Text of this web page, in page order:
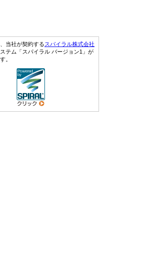
当社が契約するスパイラル株式会社
テム「スパイラル バージョン1」が
。